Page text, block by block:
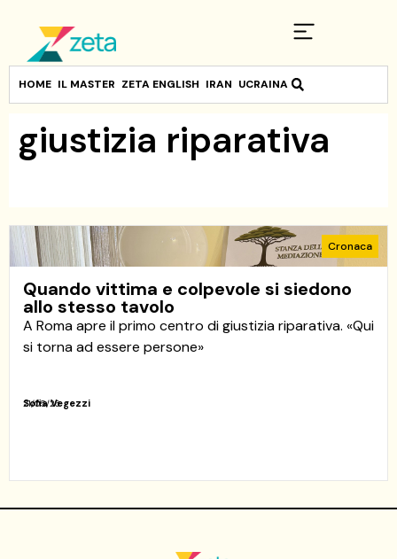
HOME IL MASTER ZETA ENGLISH IRAN UCRAINA
giustizia riparativa
Cronaca
Quando vittima e colpevole si siedono
allo stesso tavolo
A Roma apre il primo centro di giustizia riparativa. «Qui
si torna ad essere persone»
21/05/26
Sofia Vegezzi